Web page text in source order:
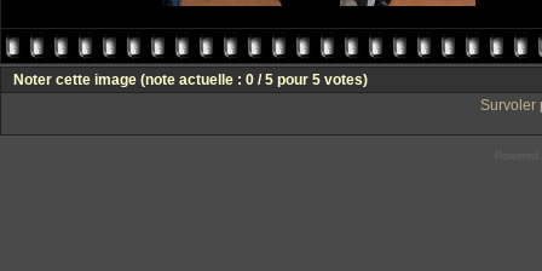
Noter cette image (note actuelle : 0 / 5 pour 5 votes)
Survoler